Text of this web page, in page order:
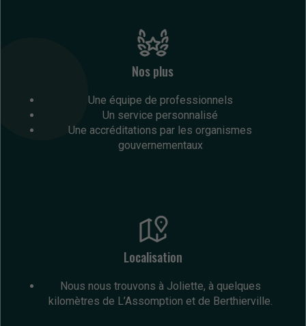
Nos plus
Une équipe de professionnels
Un service personnalisé
Une accréditations par les organismes
gouvernementaux
Localisation
Nous nous trouvons à Joliette, à quelques
kilomètres de L’Assomption et de Berthierville.